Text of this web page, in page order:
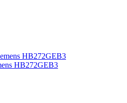
HB272GEB3